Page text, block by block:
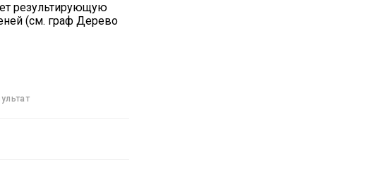
результирующую
(см. граф Дерево